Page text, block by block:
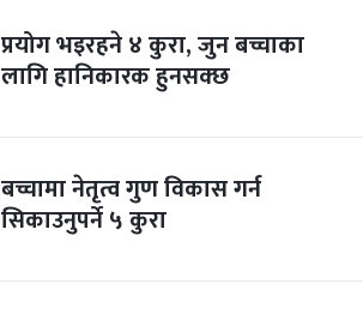
प्रयोग भइरहने ४ कुरा, जुन बच्चाका
लागि हानिकारक हुनसक्छ
बच्चामा नेतृत्व गुण विकास गर्न
सिकाउनुपर्ने ५ कुरा